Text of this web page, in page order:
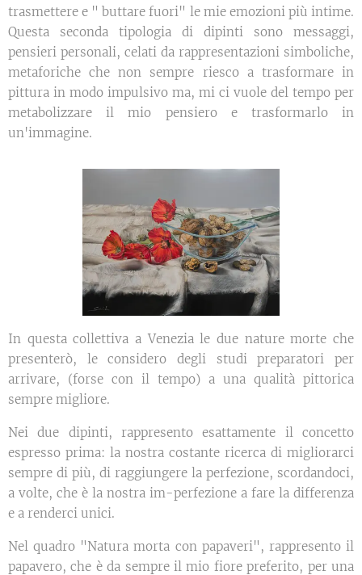
trasmettere e " buttare fuori" le mie emozioni più intime.
Questa seconda tipologia di dipinti sono messaggi,
pensieri personali, celati da rappresentazioni simboliche,
metaforiche che non sempre riesco a trasformare in
pittura in modo impulsivo ma, mi ci vuole del tempo per
metabolizzare il mio pensiero e trasformarlo in
un'immagine.
In questa collettiva a Venezia le due nature morte che
presenterò, le considero degli studi preparatori per
arrivare, (forse con il tempo) a una qualità pittorica
sempre migliore.
Nei due dipinti, rappresento esattamente il concetto
espresso prima: la nostra costante ricerca di migliorarci
sempre di più, di raggiungere la perfezione, scordandoci,
a volte, che è la nostra im-perfezione a fare la differenza
e a renderci unici.
Nel quadro "Natura morta con papaveri", rappresento il
papavero, che è da sempre il mio fiore preferito, per una